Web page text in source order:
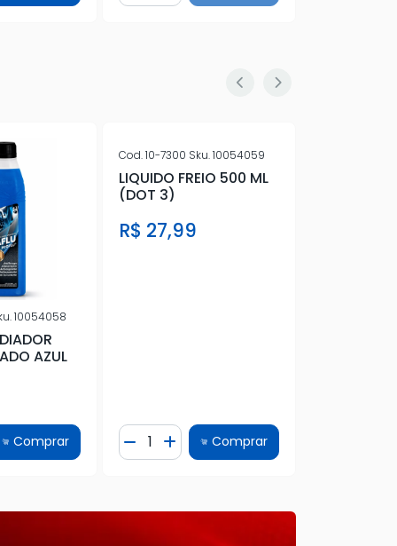
10054058
AZUL
Quantidade
Comprar
Cod.10-7300 Sku.10054059
LIQUIDO FREIO 500 ML
(DOT 3)
R$ 27,99
Diminuir Quantidade
Quantidade
Adicionar Quantidade
Comprar